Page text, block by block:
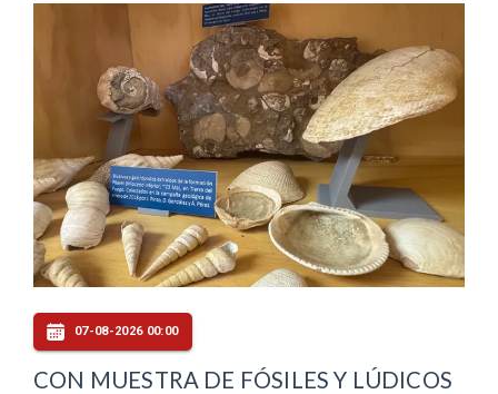
07-08-2026 00:00
CON MUESTRA DE FÓSILES Y LÚDICOS